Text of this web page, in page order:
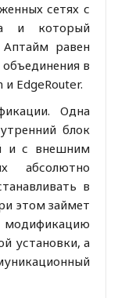
сетях с
и который
равен
в
EdgeRouter.
Одна
блок
и с внешним
абсолютно
в
этом займет
установки, а